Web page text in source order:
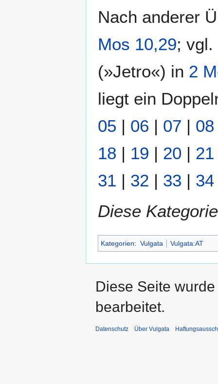
Nach anderer
Mos 10,29; vgl.
(»Jetro«) in 2
liegt ein
05 | 06 | 07 | 08
18 | 19 | 20 | 21
31 | 32 | 33 | 34
Diese
Kategorien: Vulgata Vulgata:AT
Diese Seite
bearbeitet.
Datenschutz Über Vulgata